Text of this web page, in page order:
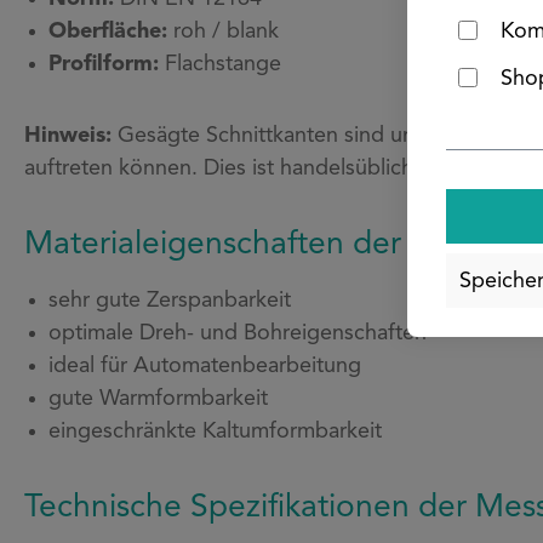
Oberfläche: roh / blank
Profilform: Flachstange
Hinweis: Gesägte Schnittkanten sind unbearbeitet
auftreten können. Dies ist handelsüblich und stellt
Materialeigenschaften der Messing
sehr gute Zerspanbarkeit
optimale Dreh- und Bohreigenschaften
ideal für Automatenbearbeitung
gute Warmformbarkeit
eingeschränkte Kaltumformbarkeit
Technische Spezifikationen der